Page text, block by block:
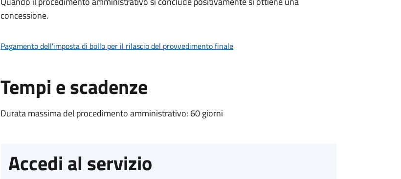
concessione.
Pagamento dell'imposta di bollo per il rilascio del provvedimento finale
Tempi e scadenze
Durata massima del procedimento amministrativo: 60 giorni
Accedi al servizio